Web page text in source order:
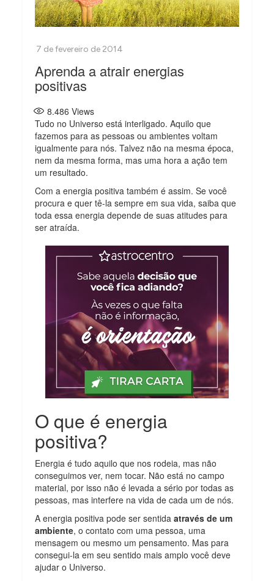
Aprenda a atrair energias
positivas
8.486 Views
Tudo no Universo está interligado. Aquilo que
fazemos para as pessoas ou ambientes voltam
igualmente para nós. Talvez não na mesma época,
nem da mesma forma, mas uma hora a ação tem
um resultado.
Com a energia positiva também é assim. Se você
procura e quer tê-la sempre em sua vida, saiba que
toda essa energia depende de suas atitudes para
ser atraída.
O que é energia
positiva?
Energia é tudo aquilo que nos rodeia, mas não
conseguimos ver, nem tocar. Não está no campo
material, por isso não é levada a sério por todas as
pessoas, mas interfere na vida de cada um de nós.
A energia positiva pode ser sentidaatravés de um
ambiente, o contato com uma pessoa, uma
mensagem ou mesmo um pensamento. Mas para
consegui-la em seu sentido mais amplo você deve
ajudar o Universo.